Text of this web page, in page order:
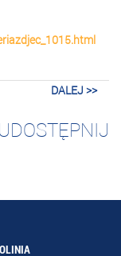
DALEJ >>
UDOSTĘPNIJ